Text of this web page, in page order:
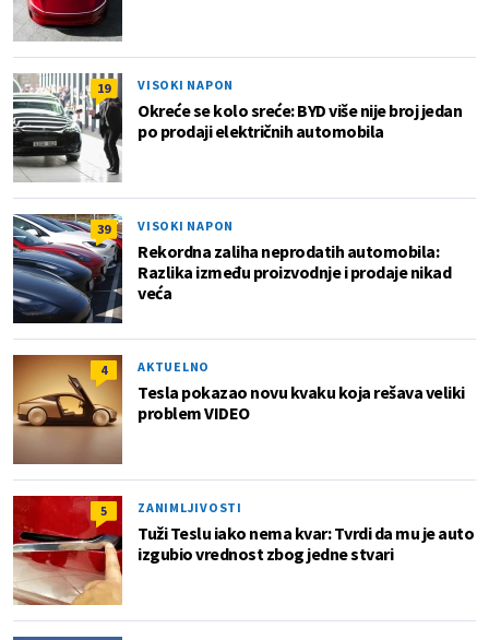
19 VISOKI NAPON
Okreće se kolo sreće: BYD više nije broj jedan
po prodaji električnih automobila
39 VISOKI NAPON
Rekordna zaliha neprodatih automobila:
Razlika između proizvodnje i prodaje nikad
veća
4 AKTUELNO
Tesla pokazao novu kvaku koja rešava veliki
problem VIDEO
5 ZANIMLJIVOSTI
Tuži Teslu iako nema kvar: Tvrdi da mu je auto
izgubio vrednost zbog jedne stvari